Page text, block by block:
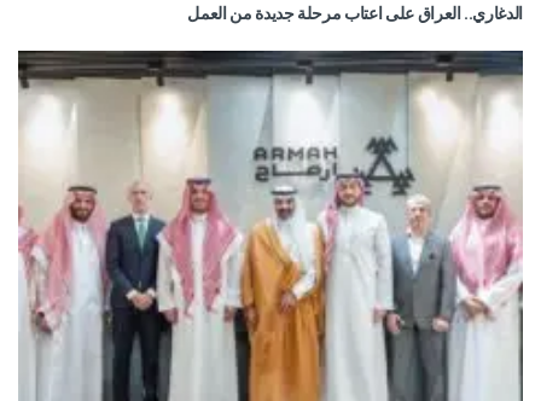
الدغاري.. العراق على اعتاب مرحلة جديدة من العمل